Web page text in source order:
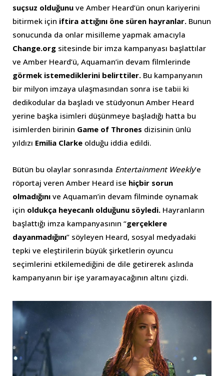
suçsuz olduğunu ve Amber Heard’ün onun kariyerini
bitirmek için iftira attığını öne süren hayranlar. Bunun
sonucunda da onlar misilleme yapmak amacıyla
Change.org sitesinde bir imza kampanyası başlattılar
ve Amber Heard’ü, Aquaman’in devam filmlerinde
görmek istemediklerini belirttiler. Bu kampanyanın
bir milyon imzaya ulaşmasından sonra ise tabii ki
dedikodular da başladı ve stüdyonun Amber Heard
yerine başka isimleri düşünmeye başladığı hatta bu
isimlerden birinin Game of Thrones dizisinin ünlü
yıldızı Emilia Clarke olduğu iddia edildi.
Bütün bu olaylar sonrasında Entertainment Weekly’e
röportaj veren Amber Heard ise hiçbir sorun
olmadığını ve Aquaman’in devam filminde oynamak
için oldukça heyecanlı olduğunu söyledi. Hayranların
başlattığı imza kampanyasının “gerçeklere
dayanmadığını” söyleyen Heard, sosyal medyadaki
tepki ve eleştirilerin büyük şirketlerin oyuncu
seçimlerini etkilemediğini de dile getirerek aslında
kampanyanın bir işe yaramayacağının altını çizdi.